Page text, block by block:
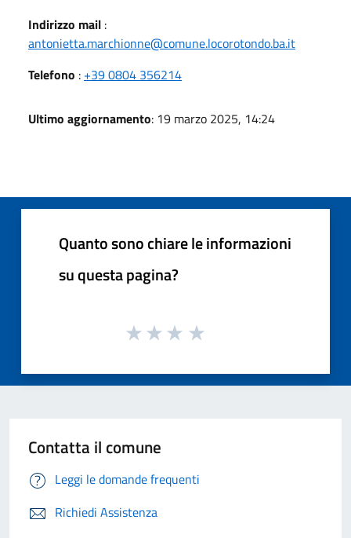
Indirizzo mail :
antonietta.marchionne@comune.locorotondo.ba.it
Telefono : +39 0804 356214
Ultimo aggiornamento: 19 marzo 2025, 14:24
Quanto sono chiare le informazioni
su questa pagina?
Contatta il comune
Leggi le domande frequenti
Richiedi Assistenza